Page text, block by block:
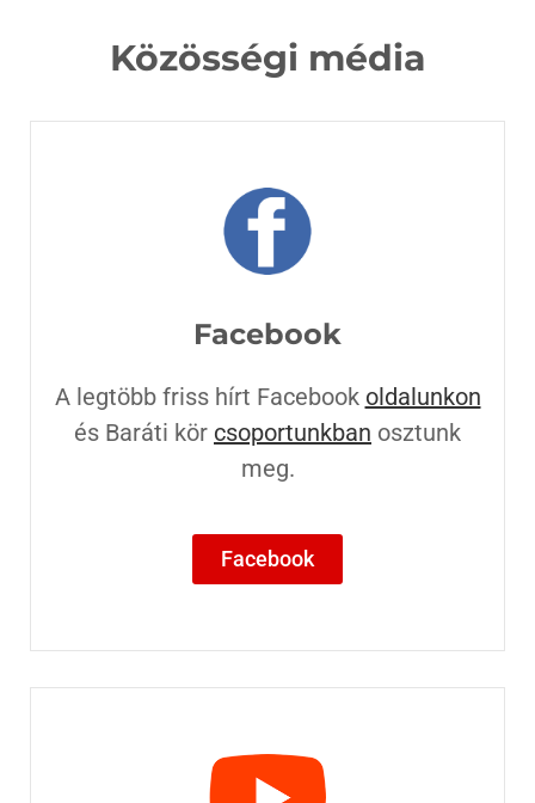
Közösségi média
Facebook
A legtöbb friss hírt Facebook oldalunkon
és Baráti kör csoportunkban osztunk
meg.
Facebook